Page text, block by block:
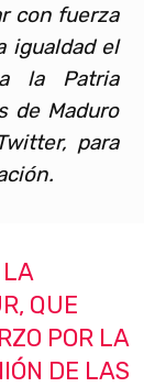
con fuerza
igualdad el
la Patria
de Maduro
, para
LA
QUE
POR LA
DE LAS